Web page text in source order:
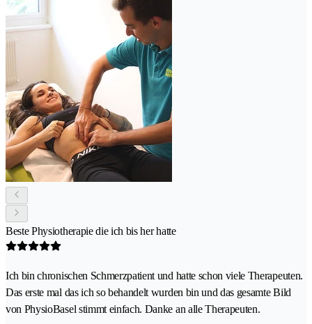
Beste Physiotherapie die ich bis her hatte
Ich bin chronischen Schmerzpatient und hatte schon viele Therapeuten.
Das erste mal das ich so behandelt wurden bin und das gesamte Bild
von PhysioBasel stimmt einfach. Danke an alle Therapeuten.